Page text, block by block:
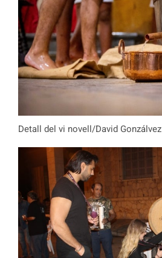
Detall del vi novell/David Gonzálvez